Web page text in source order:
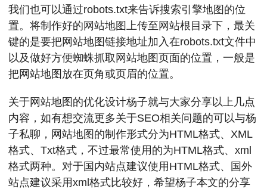
我们也可以通过robots.txt来告诉搜索引擎地图的位
置。将制作好的网站地图上传至网站根目录下，最关
键的是要把网站地图链接地址加入在robots.txt文件中
以及做好方便蜘蛛抓取网站地图页面的位置，一般是
把网站地图放在页角或页眉的位置。
关于网站地图的优化设计杨子就与大家分享以上几点
内容，如有想交流更多关于SEO相关问题的可以与杨
子私聊，网站地图的制作形式分为HTML格式、XML
格式、Txt格式，不过最常使用的为HTML格式、xml
格式两种。对于国内站点建议使用HTML格式、国外
站点建议采用xml格式比较好，希望杨子本文的分享